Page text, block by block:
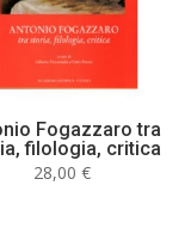
Fogazzaro tra
filologia, critica
28,00€